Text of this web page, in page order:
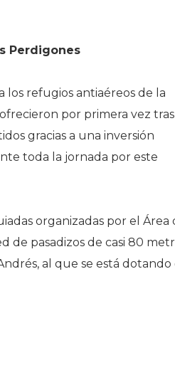
Perdigones
los refugios antiaéreos de la
por primera vez tras
gracias a una inversión
toda la jornada por este
organizadas por el Área
de pasadizos de casi 80
al que se está dotando